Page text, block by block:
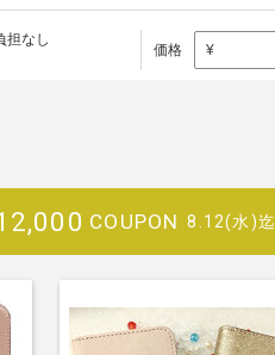
担なし
価格 ¥
COUPON 8.12(水)迄